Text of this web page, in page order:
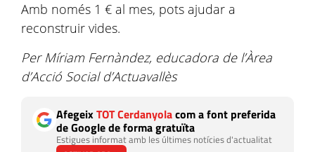
Amb només 1 € al mes, pots ajudar a
reconstruir vides.
Per Míriam Fernàndez, educadora de l’Àrea
d’Acció Social d’Actuavallès
AfegeixTOT Cerdanyolacom a font preferida
de Google de forma gratuïta
Estigues informat amb les últimes notícies d'actualitat